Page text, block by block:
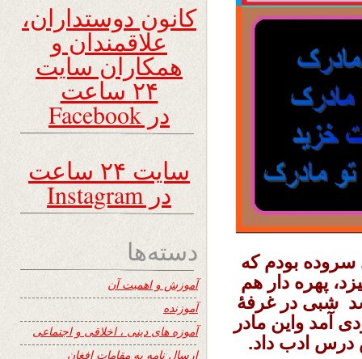
سروده بودم که
پهره دار هم
شبی در غرفهٔ
آمد واین مادر
درس ادب داد.
کانون دوستداران،
علاقمندان و
همکاران سایت
۲۴ ساعت
در Facebook
سایت ۲۴ ساعت
در Instagram
دسته‌ها
آموزش و اهمیت آن
آموزنده
آموزه های دینی ، اخلاقی و اجتماعی
ارسال نامه به مقامات افغان